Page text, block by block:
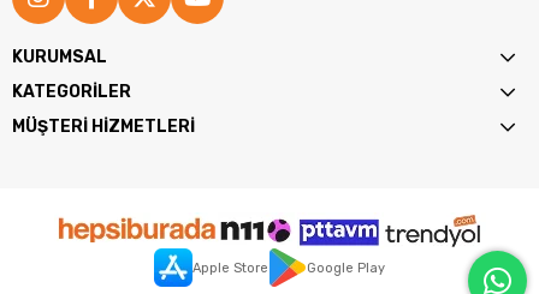
Kartı Performansı
14 inç büyüklüğünde TN ekran paneli, 60hz yenileme hızı ve
1920X1080 çözünürlük ile üstün bir görsel deneyim sunar.
KURUMSAL
KATEGORİLER
MÜŞTERİ HİZMETLERİ
Apple Store Google Play